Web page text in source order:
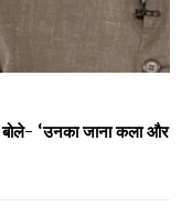
‘उनका जाना कला और